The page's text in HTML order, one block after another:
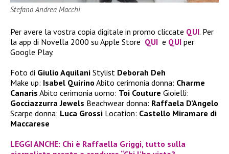
Stefano Andrea Macchi
Per avere la vostra copia digitale in promo cliccate QUI. Per
la app di Novella 2000 su Apple Store QUI e QUI per
Google Play.
Foto di Giulio Aquilani Stylist Deborah Deh
Make up: Isabel Quirino Abito cerimonia donna: Charme
Canaris Abito cerimonia uomo: Toi Couture Gioielli:
Gocciazzurra Jewels Beachwear donna: Raffaela D’Angelo
Scarpe donna: Luca Grossi Location: Castello Miramare di
Maccarese
LEGGI ANCHE: Chi è Raffaella Griggi, tutto sulla